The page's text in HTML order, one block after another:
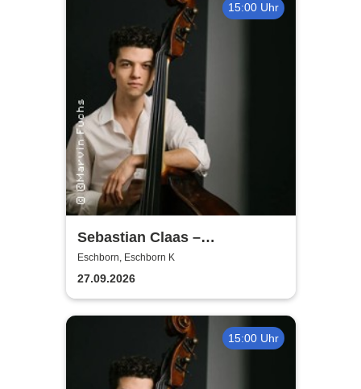
15:00 Uhr
Sebastian Claas –
Conversation in Music | OJC-
Masterclass (Bass)
Eschborn, Eschborn K
27.09.2026
15:00 Uhr